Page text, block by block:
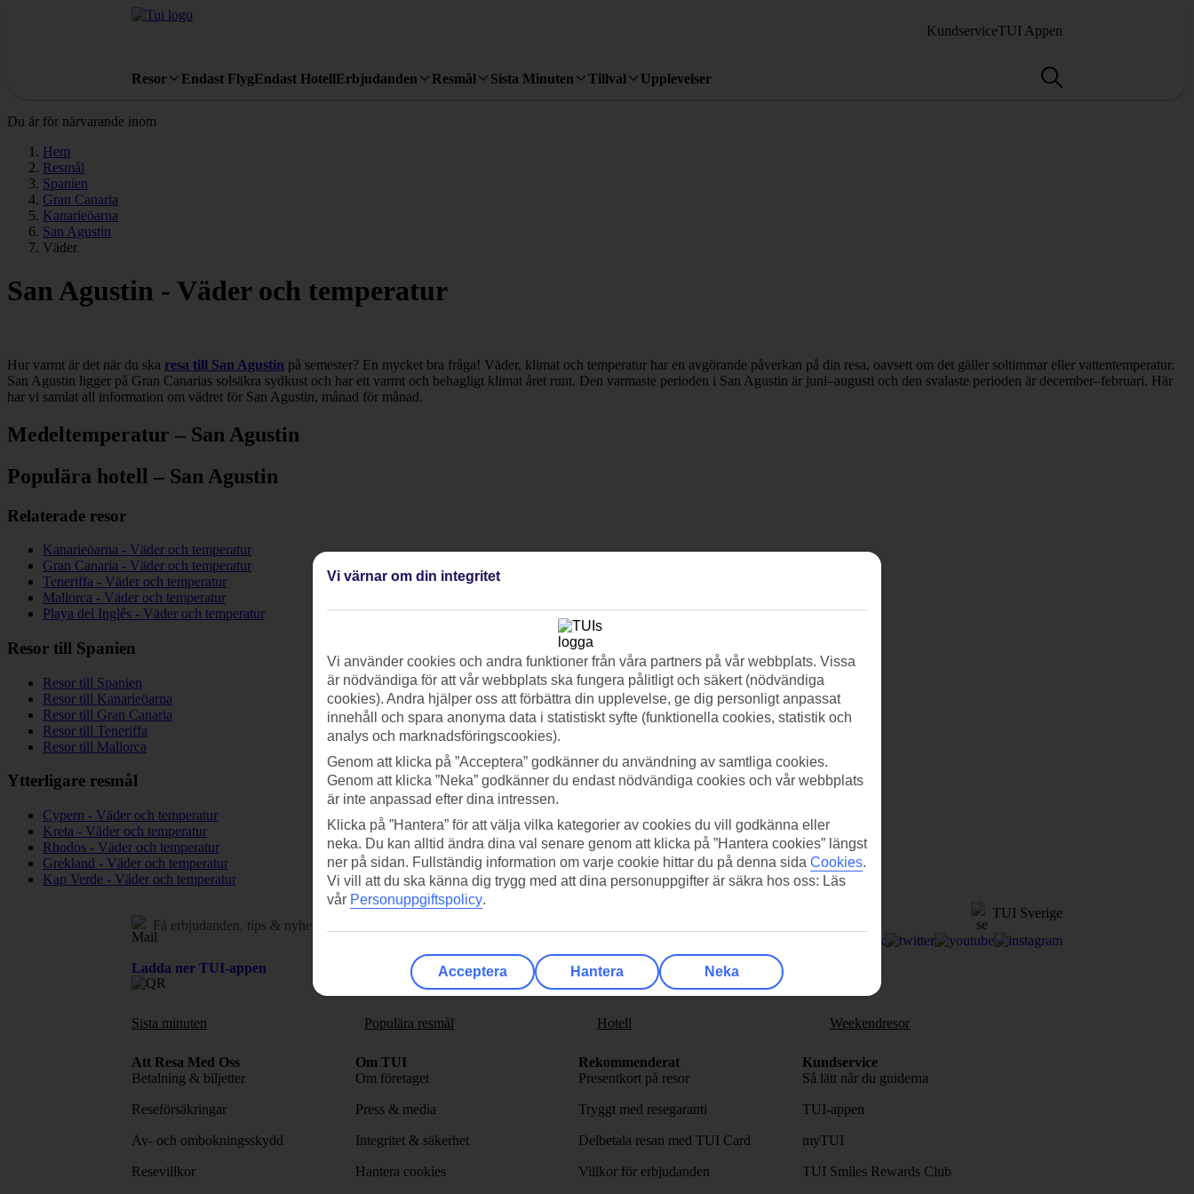
KundserviceTUI Appen
Resor Endast FlygEndast HotellErbjudanden Resmål Sista Minuten Tillval Upplevelser
Du är för närvarande inom
Hem
Resmål
Spanien
Gran Canaria
Kanarieöarna
San Agustin
Väder
San Agustin - Väder och temperatur
Hur varmt är det när du ska resa till San Agustin på semester? En mycket bra fråga! Väder, klimat och temperatur har en avgörande påverkan på din resa, oavsett om det gäller soltimmar eller vattentemperatur.
San Agustin ligger på Gran Canarias solsäkra sydkust och har ett varmt och behagligt klimat året runt. Den varmaste perioden i San Agustin är juni–augusti och den svalaste perioden är december–februari. Här
har vi samlat all information om vädret för San Agustin, månad för månad.
Medeltemperatur – San Agustin
Populära hotell – San Agustin
Relaterade resor
Kanarieöarna - Väder och temperatur
Gran Canaria - Väder och temperatur
Teneriffa - Väder och temperatur
Mallorca - Väder och temperatur
Playa del Inglés - Väder och temperatur
Resor till Spanien
Resor till Spanien
Resor till Kanarieöarna
Resor till Gran Canaria
Resor till Teneriffa
Resor till Mallorca
Ytterligare resmål
Cypern - Väder och temperatur
Kreta - Väder och temperatur
Rhodos - Väder och temperatur
Grekland - Väder och temperatur
Kap Verde - Väder och temperatur
Få erbjudanden, tips & nyheter.
TUI Sverige
Ladda ner TUI-appen
Sista minuten Populära resmål Hotell Weekendresor
Att Resa Med Oss
Betalning & biljetter
Reseförsäkringar
Av- och ombokningsskydd
Resevillkor
Om TUI
Om företaget
Press & media
Integritet & säkerhet
Hantera cookies
Rekommenderat
Presentkort på resor
Tryggt med resegaranti
Delbetala resan med TUI Card
Villkor för erbjudanden
Kundservice
Så lätt når du guiderna
TUI-appen
myTUI
TUI Smiles Rewards Club
Vi värnar om din integritet
Vi använder cookies och andra funktioner från våra partners på vår webbplats. Vissa
är nödvändiga för att vår webbplats ska fungera pålitligt och säkert (nödvändiga
cookies). Andra hjälper oss att förbättra din upplevelse, ge dig personligt anpassat
innehåll och spara anonyma data i statistiskt syfte (funktionella cookies, statistik och
analys och marknadsföringscookies).
Genom att klicka på ”Acceptera” godkänner du användning av samtliga cookies.
Genom att klicka ”Neka” godkänner du endast nödvändiga cookies och vår webbplats
är inte anpassad efter dina intressen.
Klicka på ”Hantera” för att välja vilka kategorier av cookies du vill godkänna eller
neka. Du kan alltid ändra dina val senare genom att klicka på ”Hantera cookies” längst
ner på sidan. Fullständig information om varje cookie hittar du på denna sida Cookies.
Vi vill att du ska känna dig trygg med att dina personuppgifter är säkra hos oss: Läs
vår Personuppgiftspolicy.
Acceptera Hantera Neka